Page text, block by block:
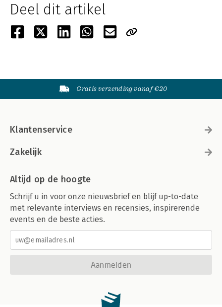
Deel dit artikel
Gratis verzending vanaf €20
Klantenservice
Zakelijk
Altijd op de hoogte
Schrijf u in voor onze nieuwsbrief en blijf up-to-date
met relevante interviews en recensies, inspirerende
events en de beste acties.
Aanmelden